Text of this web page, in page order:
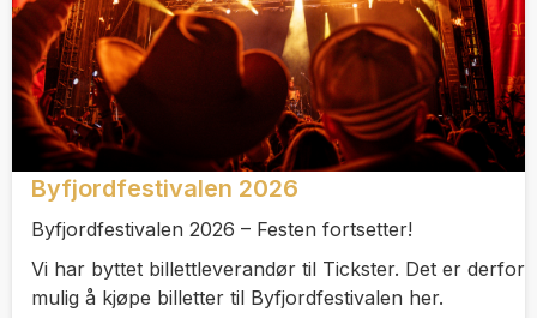
Byfjordfestivalen 2026
Byfjordfestivalen 2026 – Festen fortsetter!
Vi har byttet billettleverandør til Tickster. Det er derfor
mulig å kjøpe billetter til Byfjordfestivalen her.